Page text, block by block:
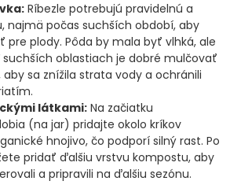
Ríbezle potrebujú pravidelnú a
najmä počas suchších období, aby
pre plody. Pôda by mala byť vlhká, ale
suchších oblastiach je dobré mulčovať
aby sa znížila strata vody a ochránili
látkami: Na začiatku
(na jar) pridajte okolo kríkov
hnojivo, čo podporí silný rast. Po
pridať ďalšiu vrstvu kompostu, aby
a pripravili na ďalšiu sezónu.